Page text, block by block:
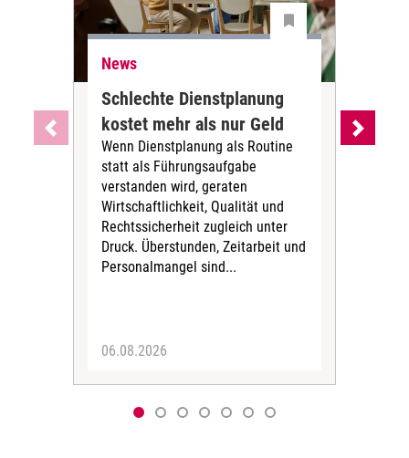
News
Schlechte Dienstplanung
kostet mehr als nur Geld
Wenn Dienstplanung als Routine
statt als Führungsaufgabe
verstanden wird, geraten
Wirtschaftlichkeit, Qualität und
Rechtssicherheit zugleich unter
Druck. Überstunden, Zeitarbeit und
Personalmangel sind...
06.08.2026